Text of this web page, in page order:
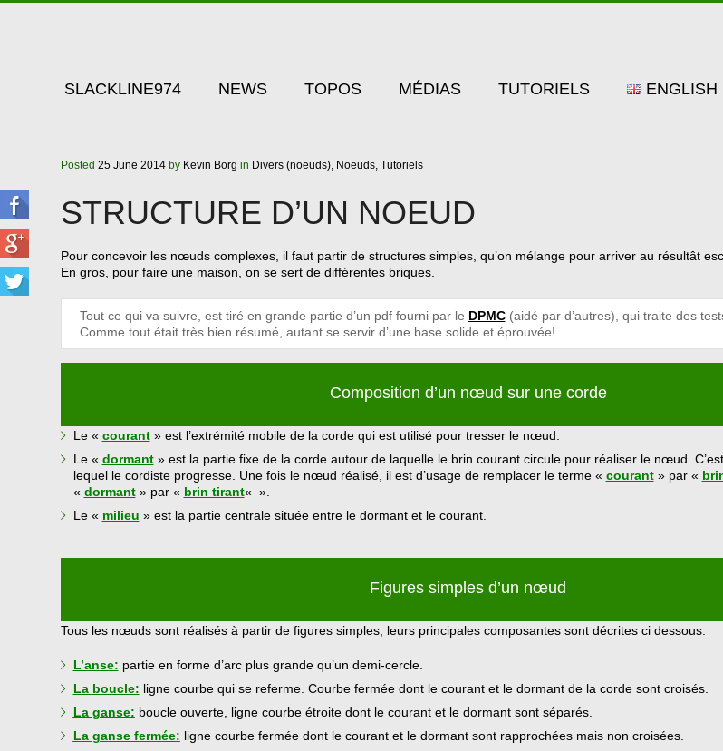
SLACKLINE974 NEWS TOPOS MÉDIAS TUTORIELS ENGLISH
Posted 25 June 2014 by Kevin Borg in Divers (noeuds), Noeuds, Tutoriels
STRUCTURE D’UN NOEUD
Pour concevoir les nœuds complexes, il faut partir de structures simples, qu’on mélange pour arriver au résultât
En gros, pour faire une maison, on se sert de différentes briques.
Tout ce qui va suivre, est tiré en grande partie d’un pdf fourni par le DPMC(aidé par d’autres), qui traite des
Comme tout était très bien résumé, autant se servir d’une base solide et éprouvée!
Composition d’un nœud sur une corde
Le « courant» est l’extrémité mobile de la corde qui est utilisé pour tresser le nœud.
Le « dormant» est la partie fixe de la corde autour de laquelle le brin courant circule pour réaliser le nœud.
lequel le cordiste progresse. Une fois le nœud réalisé, il est d’usage de remplacer le terme « courant» par «
« dormant» par « brin tirant« ».
Le « milieu » est la partie centrale située entre le dormant et le courant.
Figures simples d’un nœud
Tous les nœuds sont réalisés à partir de figures simples, leurs principales composantes sont décrites ci dessous.
L’anse: partie en forme d’arc plus grande qu’un demi-cercle.
La boucle: ligne courbe qui se referme. Courbe fermée dont le courant et le dormant de la corde sont croisés.
La ganse: boucle ouverte, ligne courbe étroite dont le courant et le dormant sont séparés.
La ganse fermée: ligne courbe fermée dont le courant et le dormant sont rapprochées mais non croisées.